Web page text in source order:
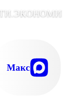
Макс